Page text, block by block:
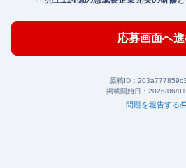
応募画面へ
原稿ID：
掲載開始日： 2026/06/01
問題を報告する